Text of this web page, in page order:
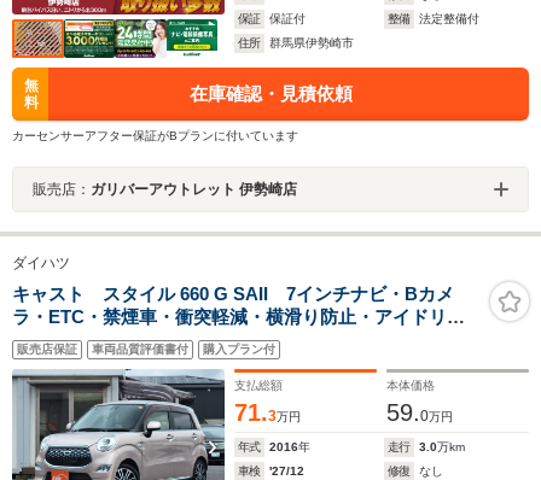
保証
保証付 整備
法定整備付
住所
群馬県伊勢崎市
無
料
在庫確認・見積依頼
カーセンサーアフター保証がBプランに付いています
販売店： ガリバーアウトレット 伊勢崎店
ダイハツ
キャスト スタイル 660 G SAII 7インチナビ・Bカメ
ラ・ETC・禁煙車・衝突軽減・横滑り防止・アイドリン
グストップ・フロアマット・サイドバイザー・ワンセ
グ・CD再生・オートエアコン・電動格納ミラー・フォグ
ライト・パワステ・パワーウィンドウ
販売店保証 車両品質評価書付 購入プラン付
支払総額
71.3万円
本体価格
59.0万円
年式 2016年 走行 3.0万km
車検
'27/12 修復
なし